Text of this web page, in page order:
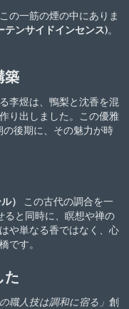
の一筋の煙の中にありま
ンサイドインセンス)。
築
李煜は、鴨梨と沈香を混
り出しました。この優雅
の後期に、その魅力が時
）
この古代の調合を一
と同時に、瞑想や禅の
や単なる香ではなく、心
です。
た
の職人技は調和に宿る」 創